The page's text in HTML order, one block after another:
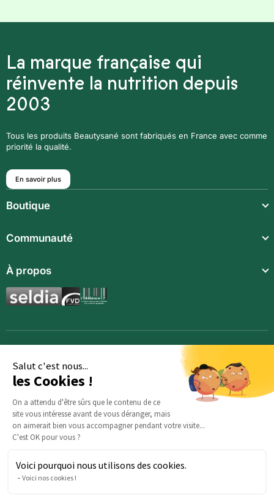
Salut c'est nous...
les Cookies !
On a attendu d'être sûrs que le contenu de ce
site vous intéresse avant de vous déranger, mais
on aimerait bien vous accompagner pendant votre visite...
C'est OK pour vous ?
Voici pourquoi nous utilisons des cookies.
Voici nos cookies !
La marque française qui
réinvente la nutrition depuis
2003
Tous les produits Beautysané sont fabriqués en France avec comme
priorité la qualité.
En savoir plus
Boutique
Compléments alimentaires
Boissons techniques
Communauté
Communauté
Magazine
À propos
Qui sommes-nous ?
Opportunités
Inscription
Demande d’information
Des questions sur votre commande ? : Notre équipe est là